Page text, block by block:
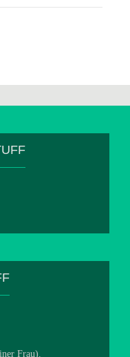
Frau).